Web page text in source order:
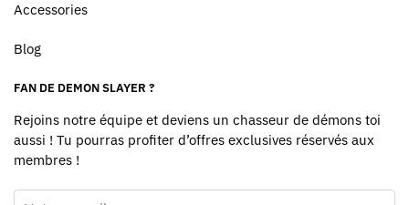
Accessories
Blog
FAN DE DEMON SLAYER ?
Rejoins notre équipe et deviens un chasseur de démons toi
aussi ! Tu pourras profiter d’offres exclusives réservés aux
membres !